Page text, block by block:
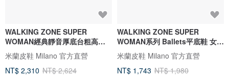
WALKING ZONE SUPER
WOMAN經典靜音厚底台粗高跟
鞋 女鞋-木紋咖
米蘭皮鞋 Milano 官方直營
NT$ 2,310 NT$ 2,624
WALKING ZONE SUPER
WOMAN系列 Ballets平底鞋 女
鞋-全黑膚色墊款
米蘭皮鞋 Milano 官方直營
NT$ 1,743 NT$ 1,980